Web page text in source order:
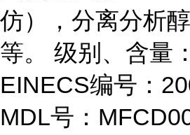
仿），分离分析
等。 级别、含量
EINECS编号：
MDL号：